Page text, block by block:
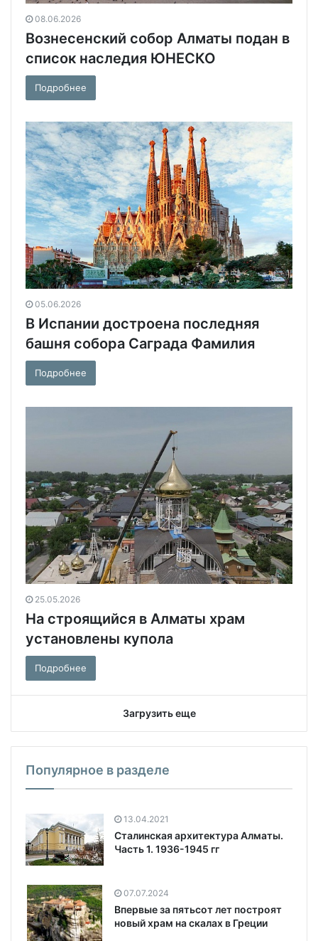
08.06.2026
Вознесенский собор Алматы подан в
список наследия ЮНЕСКО
Подробнее
05.06.2026
В Испании достроена последняя
башня собора Саграда Фамилия
Подробнее
25.05.2026
На строящийся в Алматы храм
установлены купола
Подробнее
Загрузить еще
Популярное в разделе
13.04.2021
Сталинская архитектура Алматы.
Часть 1. 1936-1945 гг
07.07.2024
Впервые за пятьсот лет построят
новый храм на скалах в Греции